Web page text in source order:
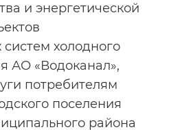
и энергетической
холодного
АО «Водоканал»,
потребителям
поселения
района